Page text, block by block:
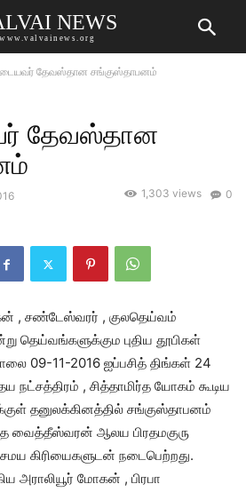
NEWS
www.valvainews.org
தேவஸ்தான சங்குஸ்தாபனம்
தேவஸ்தான
0
1,303 views
, சண்டேஸ்வரர் , குலதெய்வம்
தெய்வங்களுக்கும புதிய தூபிகள்
09-11-2016 ஐப்பசித் திங்கள் 24
நட்சத்திரம் , சித்தாமிர்த யோகம் கூடிய
தனுலக்கினத்தில் சங்குஸ்தாபனம்
வைத்தீஸ்வரன் ஆலய பிரதமகுரு
கிரியைகளுடன் நடைபெற்றது.
அராலியூர் மோகன் , பிரபா